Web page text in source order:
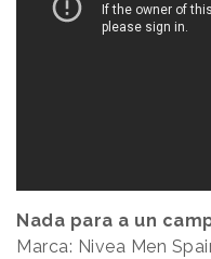
Nada para a un
Marca: Nivea Men